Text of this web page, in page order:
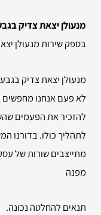
מנעולן יצאת צדיק
בספק שירות מנעולן
מנעולן יצאת צדיק
לא פעם אנחנו מחפשים
להזכיר את הפעמים
לתהליך כולו. בדורנו
מתייצבים שורות של
מפנה
תנאים להחלטה נכונה.